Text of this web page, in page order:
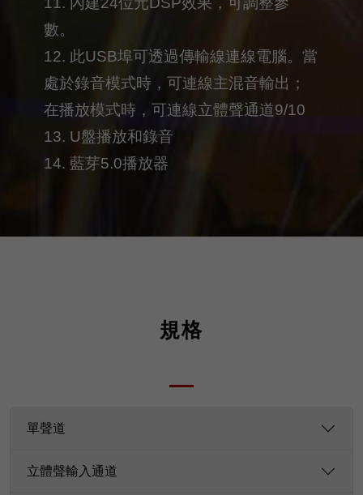
數。
12. 此USB埠可透過傳輸線連線電腦。當
處於錄音模式時，可連線主混音輸出；
在播放模式時，可連線立體聲通道9/10
13. U盤播放和錄音
14. 藍芽5.0播放器
規格
單聲道
立體聲輸入通道